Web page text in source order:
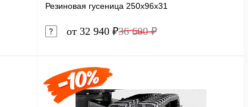
Резиновая гусеница 250x96x31
от 32 940 ₽36 600 ₽
Купить в 1 клик Сравнение